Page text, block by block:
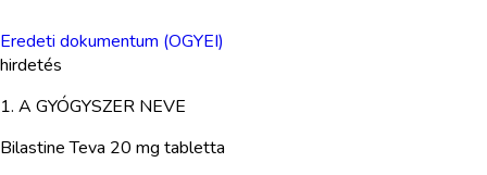
Eredeti dokumentum (OGYEI)
hirdetés
1. A GYÓGYSZER NEVE
Bilastine Teva 20 mg tabletta